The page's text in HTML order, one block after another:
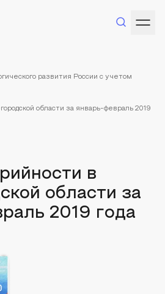
развития России с учетом
области за январь-февраль 2019
в
области за
2019 года